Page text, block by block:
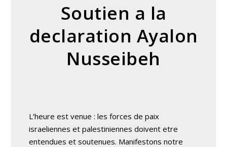
Soutien a la
declaration Ayalon
Nusseibeh
L’heure est venue : les forces de paix
israeliennes et palestiniennes doivent etre
entendues et soutenues. Manifestons notre